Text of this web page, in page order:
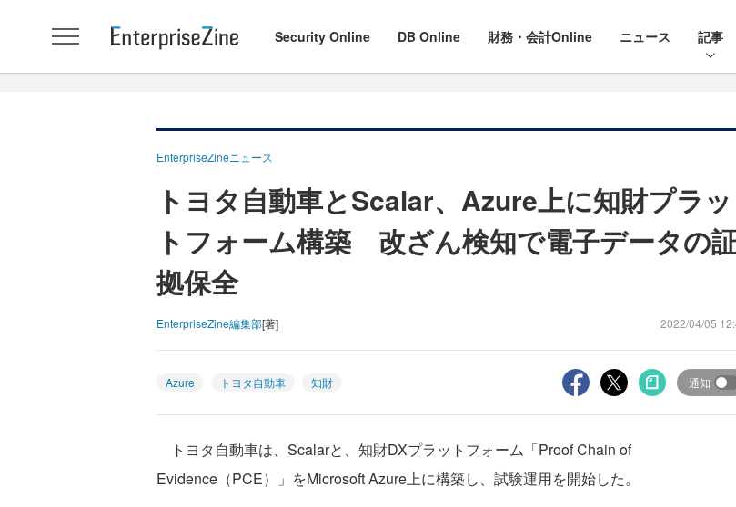
Security Online DB Online 財務・会計Online ニュース 記事
EnterpriseZineニュース
トヨタ自動車とScalar、Azure上に知財プラッ
トフォーム構築 改ざん検知で電子データの
拠保全
EnterpriseZine編集部[著] 2022/04/05
Azure トヨタ自動車 知財 通知
トヨタ自動車は、Scalarと、知財DXプラットフォーム「Proof Chain of
Evidence（PCE）」をMicrosoft Azure上に構築し、試験運用を開始した。